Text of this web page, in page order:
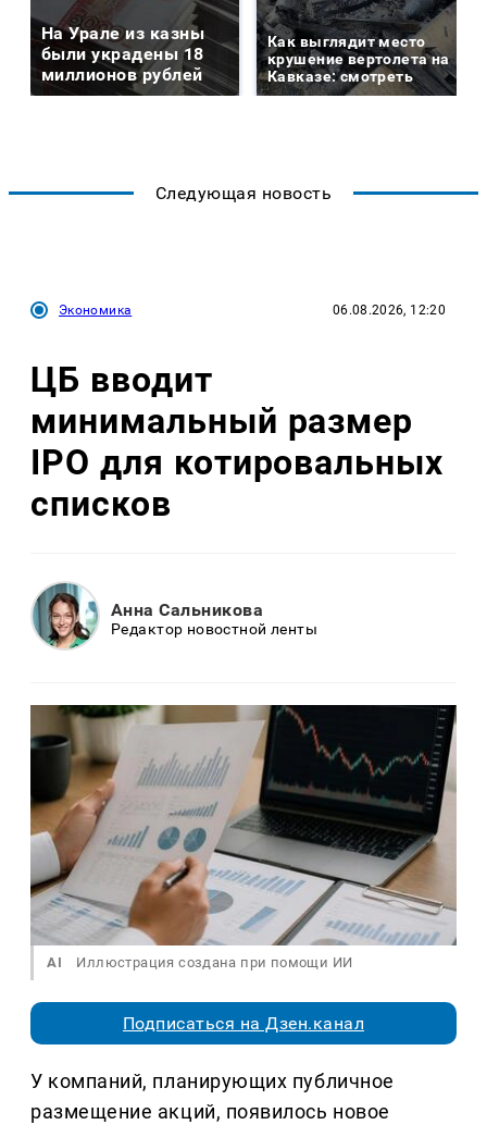
На Урале из казны
были украдены 18
миллионов рублей
Как выглядит место
крушение вертолета на
Кавказе: смотреть
Следующая новость
Экономика 06.08.2026, 12:20
ЦБ вводит
минимальный размер
IPO для котировальных
списков
Анна Сальникова
Редактор новостной ленты
AI Иллюстрация создана при помощи ИИ
Подписаться на Дзен.канал
У компаний, планирующих публичное
размещение акций, появилось новое